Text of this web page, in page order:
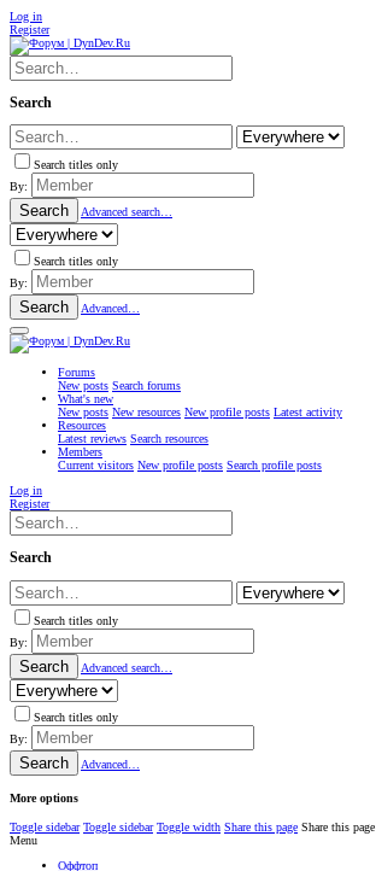
Log in
Register
Search
Search titles only
By:
Search Advanced search…
Search titles only
By:
Search Advanced…
Forums
New posts Search forums
What's new
New posts New resources New profile posts Latest activity
Resources
Latest reviews Search resources
Members
Current visitors New profile posts Search profile posts
Log in
Register
Search
Search titles only
By:
Search Advanced search…
Search titles only
By:
Search Advanced…
More options
Toggle sidebar Toggle sidebar Toggle width Share this page Share this page
Menu
Оффтоп